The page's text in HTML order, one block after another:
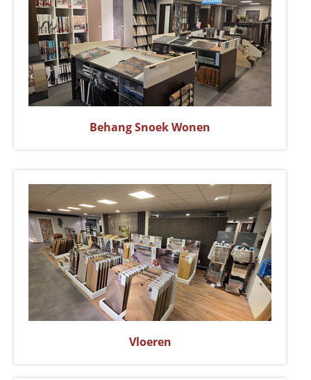
Behang Snoek Wonen
Vloeren